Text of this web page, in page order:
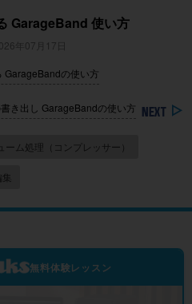
GarageBand 使い方
年07月17日
GarageBandの使い方
き出し GarageBandの使い方
ーム処理（コンプレッサー）
無料体験レッスン